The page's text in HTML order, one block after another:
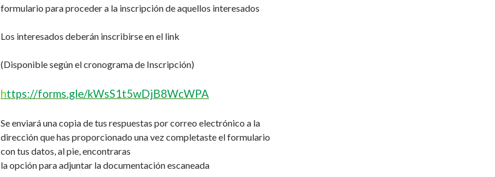
formulario para proceder a la inscripción de aquellos interesados
Los interesados deberán inscribirse en el link
(Disponible según el cronograma de Inscripción)
https://forms.gle/kWsS1t5wDjB8WcWPA
Se enviará una copia de tus respuestas por correo electrónico a la
dirección que has proporcionado una vez completaste el formulario
con tus datos, al pie, encontraras
la opción para adjuntar la documentación escaneada